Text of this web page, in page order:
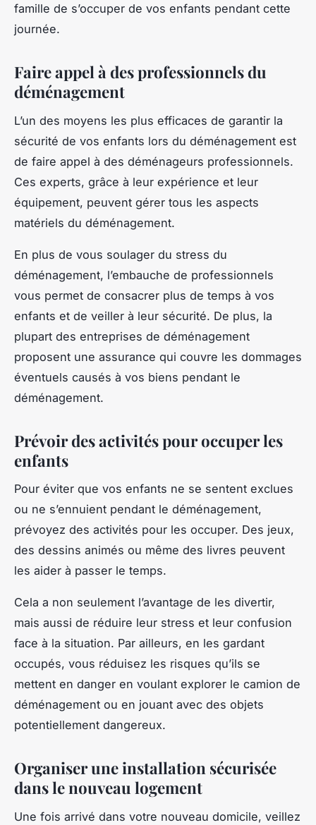
famille de s’occuper de vos enfants pendant cette
journée.
Faire appel à des professionnels du
déménagement
L’un des moyens les plus efficaces de garantir la
sécurité de vos enfants lors du déménagement est
de faire appel à des déménageurs professionnels.
Ces experts, grâce à leur expérience et leur
équipement, peuvent gérer tous les aspects
matériels du déménagement.
En plus de vous soulager du stress du
déménagement, l’embauche de professionnels
vous permet de consacrer plus de temps à vos
enfants et de veiller à leur sécurité. De plus, la
plupart des entreprises de déménagement
proposent une assurance qui couvre les dommages
éventuels causés à vos biens pendant le
déménagement.
Prévoir des activités pour occuper les
enfants
Pour éviter que vos enfants ne se sentent exclues
ou ne s’ennuient pendant le déménagement,
prévoyez des activités pour les occuper. Des jeux,
des dessins animés ou même des livres peuvent
les aider à passer le temps.
Cela a non seulement l’avantage de les divertir,
mais aussi de réduire leur stress et leur confusion
face à la situation. Par ailleurs, en les gardant
occupés, vous réduisez les risques qu’ils se
mettent en danger en voulant explorer le camion de
déménagement ou en jouant avec des objets
potentiellement dangereux.
Organiser une installation sécurisée
dans le nouveau logement
Une fois arrivé dans votre nouveau domicile, veillez